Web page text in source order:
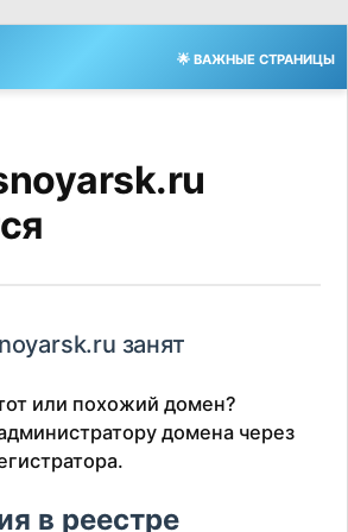
🌟 ВАЖНЫЕ СТРАНИЦЫ
занят
или похожий домен?
домена через
в реестре